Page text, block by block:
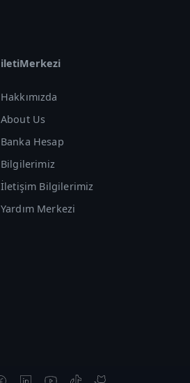
iletiMerkezi
Hakkımızda
About Us
Banka Hesap
Bilgilerimiz
İletişim Bilgilerimiz
Yardım Merkezi